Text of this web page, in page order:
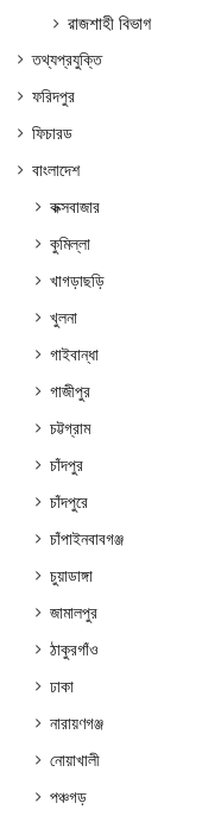
রাজশাহী বিভাগ
তথ্যপ্রযুক্তি
ফরিদপুর
ফিচারড
বাংলাদেশ
কক্সবাজার
কুমিল্লা
খাগড়াছড়ি
খুলনা
গাইবান্ধা
গাজীপুর
চট্টগ্রাম
চাঁদপুর
চাঁদপুরে
চাঁপাইনবাবগঞ্জ
চুয়াডাঙ্গা
জামালপুর
ঠাকুরগাঁও
ঢাকা
নারায়ণগঞ্জ
নোয়াখালী
পঞ্চগড়